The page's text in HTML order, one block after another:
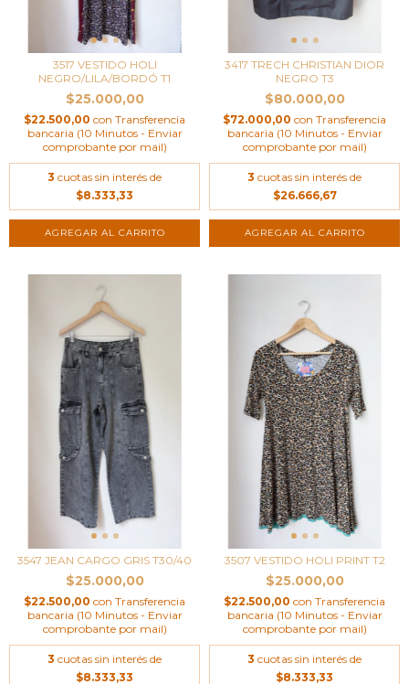
3517 VESTIDO HOLI
NEGRO/LILA/BORDÓ T1
$25.000,00
$22.500,00 con Transferencia
bancaria (10 Minutos - Enviar
comprobante por mail)
3 cuotas sin interés de
$8.333,33
3417 TRECH CHRISTIAN DIOR
NEGRO T3
$80.000,00
$72.000,00 con Transferencia
bancaria (10 Minutos - Enviar
comprobante por mail)
3 cuotas sin interés de
$26.666,67
3547 JEAN CARGO GRIS T30/40
$25.000,00
$22.500,00 con Transferencia
bancaria (10 Minutos - Enviar
comprobante por mail)
3 cuotas sin interés de
$8.333,33
3507 VESTIDO HOLI PRINT T2
$25.000,00
$22.500,00 con Transferencia
bancaria (10 Minutos - Enviar
comprobante por mail)
3 cuotas sin interés de
$8.333,33